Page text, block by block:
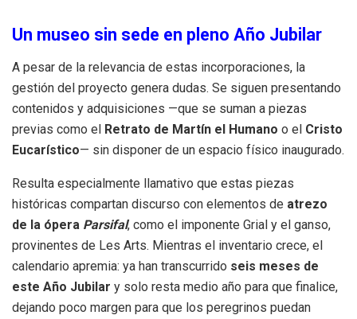
Un museo sin sede en pleno Año Jubilar
A pesar de la relevancia de estas incorporaciones, la
gestión del proyecto genera dudas. Se siguen presentando
contenidos y adquisiciones —que se suman a piezas
previas como el Retrato de Martín el Humano o el Cristo
Eucarístico— sin disponer de un espacio físico inaugurado.
Resulta especialmente llamativo que estas piezas
históricas compartan discurso con elementos de atrezo
de la ópera Parsifal, como el imponente Grial y el ganso,
provinentes de Les Arts. Mientras el inventario crece, el
calendario apremia: ya han transcurrido seis meses de
este Año Jubilar y solo resta medio año para que finalice,
dejando poco margen para que los peregrinos puedan